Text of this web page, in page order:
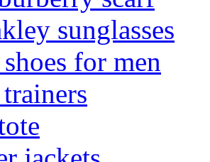
sunglasses
for men